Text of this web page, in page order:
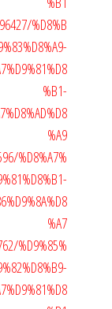
%D8%B
%B1-
%A9
%D8%A7%
%A7
%D9%85%